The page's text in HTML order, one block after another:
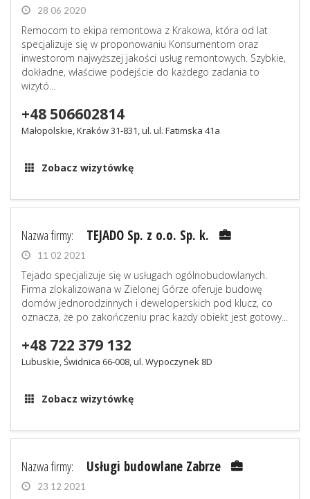
28 06 2020
Remocom to ekipa remontowa z Krakowa, która od lat
specjalizuje się w proponowaniu Konsumentom oraz
inwestorom najwyższej jakości usług remontowych. Szybkie,
dokładne, właściwe podejście do każdego zadania to
wizytó...
+48 506602814
Małopolskie, Kraków 31-831, ul. ul. Fatimska 41a
Zobacz wizytówkę
Nazwa firmy: TEJADO Sp. z o.o. Sp. k.
11 02 2021
Tejado specjalizuje się w usługach ogólnobudowlanych.
Firma zlokalizowana w Zielonej Górze oferuje budowę
domów jednorodzinnych i deweloperskich pod klucz, co
oznacza, że po zakończeniu prac każdy obiekt jest gotowy...
+48 722 379 132
Lubuskie, Świdnica 66-008, ul. Wypoczynek 8D
Zobacz wizytówkę
Nazwa firmy: Usługi budowlane Zabrze
23 12 2021